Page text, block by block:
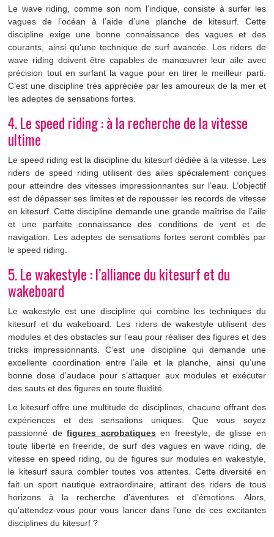
Le wave riding, comme son nom l’indique, consiste à surfer les
vagues de l’océan à l’aide d’une planche de kitesurf. Cette
discipline exige une bonne connaissance des vagues et des
courants, ainsi qu’une technique de surf avancée. Les riders de
wave riding doivent être capables de manœuvrer leur aile avec
précision tout en surfant la vague pour en tirer le meilleur parti.
C’est une discipline très appréciée par les amoureux de la mer et
les adeptes de sensations fortes.
4. Le speed riding : à la recherche de la vitesse
ultime
Le speed riding est la discipline du kitesurf dédiée à la vitesse. Les
riders de speed riding utilisent des ailes spécialement conçues
pour atteindre des vitesses impressionnantes sur l’eau. L’objectif
est de dépasser ses limites et de repousser les records de vitesse
en kitesurf. Cette discipline demande une grande maîtrise de l’aile
et une parfaite connaissance des conditions de vent et de
navigation. Les adeptes de sensations fortes seront comblés par
le speed riding.
5. Le wakestyle : l’alliance du kitesurf et du
wakeboard
Le wakestyle est une discipline qui combine les techniques du
kitesurf et du wakeboard. Les riders de wakestyle utilisent des
modules et des obstacles sur l’eau pour réaliser des figures et des
tricks impressionnants. C’est une discipline qui demande une
excellente coordination entre l’aile et la planche, ainsi qu’une
bonne dose d’audace pour s’attaquer aux modules et exécuter
des sauts et des figures en toute fluidité.
Le kitesurf offre une multitude de disciplines, chacune offrant des
expériences et des sensations uniques. Que vous soyez
passionné defigures acrobatiques en freestyle, de glisse en
toute liberté en freeride, de surf des vagues en wave riding, de
vitesse en speed riding, ou de figures sur modules en wakestyle,
le kitesurf saura combler toutes vos attentes. Cette diversité en
fait un sport nautique extraordinaire, attirant des riders de tous
horizons à la recherche d’aventures et d’émotions. Alors,
qu’attendez-vous pour vous lancer dans l’une de ces excitantes
disciplines du kitesurf ?